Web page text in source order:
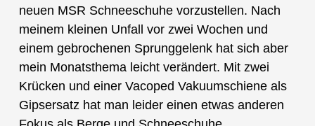
neuen MSR Schneeschuhe vorzustellen. Nach
meinem kleinen Unfall vor zwei Wochen und
einem gebrochenen Sprunggelenk hat sich aber
mein Monatsthema leicht verändert. Mit zwei
Krücken und einer Vacoped Vakuumschiene als
Gipsersatz hat man leider einen etwas anderen